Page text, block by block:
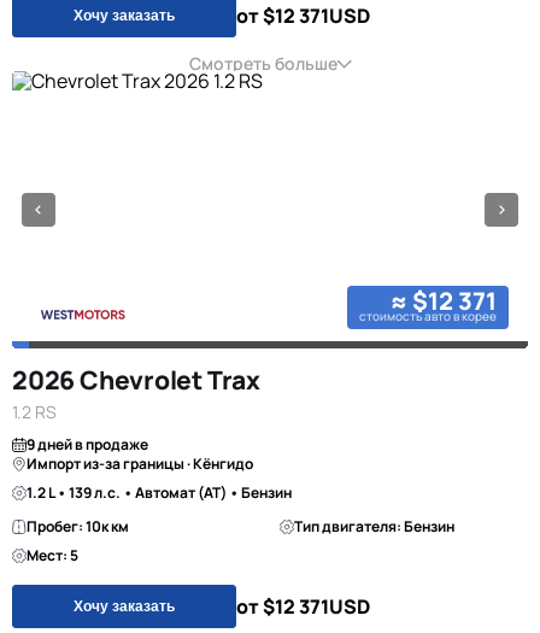
Хочу заказать от $12 371USD
Смотреть больше
≈ $12 371
стоимость авто в корее
2026 Chevrolet Trax
1.2 RS
9 дней в продаже
Импорт из-за границы · Кёнгидо
1.2 L • 139 л.с. • Автомат (AT) • Бензин
Пробег: 10к км
Тип двигателя: Бензин
Мест: 5
Хочу заказать от $12 371USD